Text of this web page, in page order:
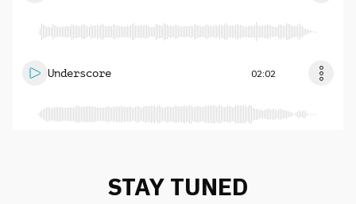
Underscore 02:02
STAY TUNED